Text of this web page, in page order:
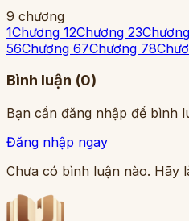
9 chương
1Chương 12Chương 23
56Chương 67Chương 78
Bình luận (0)
Bạn cần đăng nhập để bình
Đăng nhập ngay
Chưa có bình luận nào. Hãy